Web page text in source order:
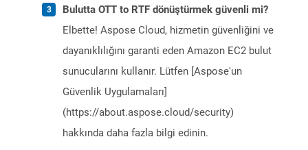
Bulutta OTT to RTF dönüştürmek güvenli mi?
Elbette! Aspose Cloud, hizmetin güvenliğini ve
dayanıklılığını garanti eden Amazon EC2 bulut
sunucularını kullanır. Lütfen [Aspose'un
Güvenlik Uygulamaları]
(https://about.aspose.cloud/security)
hakkında daha fazla bilgi edinin.